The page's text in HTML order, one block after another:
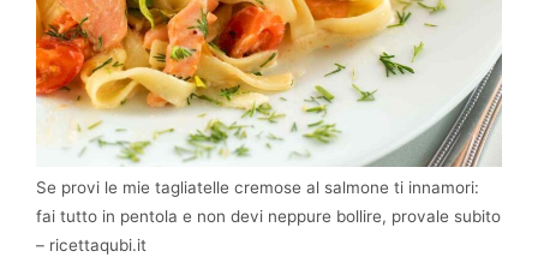
Se provi le mie tagliatelle cremose al salmone ti innamori:
fai tutto in pentola e non devi neppure bollire, provale subito
– ricettaqubi.it